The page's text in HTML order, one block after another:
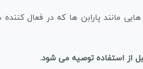
مانند پارابن ها که در فعال
از استفاده توصیه می شود.